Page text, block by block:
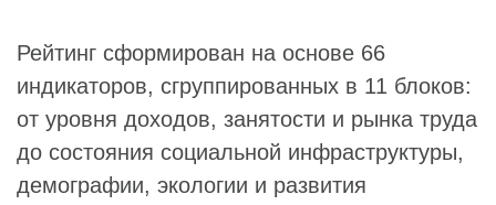
Рейтинг сформирован на основе 66
индикаторов, сгруппированных в 11 блоков:
от уровня доходов, занятости и рынка труда
до состояния социальной инфраструктуры,
демографии, экологии и развития